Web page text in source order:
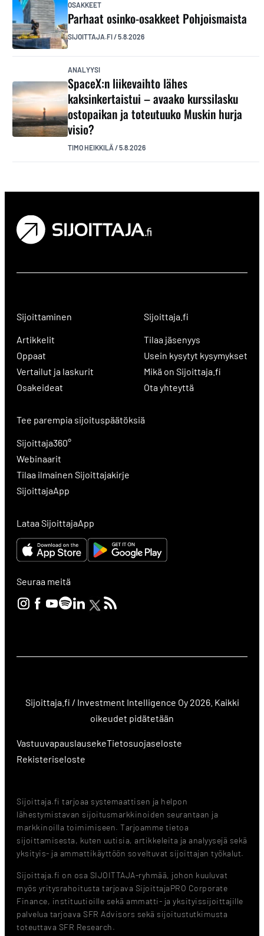
OSAKKEET
Parhaat osinko-osakkeet Pohjoismaista
SIJOITTAJA.FI/5.8.2026
ANALYYSI
SpaceX:n liikevaihto lähes
kaksinkertaistui – avaako kurssilasku
ostopaikan ja toteutuuko Muskin hurja
visio?
TIMO HEIKKILÄ /5.8.2026
Sijoittaminen
Artikkelit
Oppaat
Vertailut ja laskurit
Osakeideat
Sijoittaja.fi
Tilaa jäsenyys
Usein kysytyt kysymykset
Mikä on Sijoittaja.fi
Ota yhteyttä
Tee parempia sijoituspäätöksiä
Sijoittaja360°
Webinaarit
Tilaa ilmainen Sijoittajakirje
SijoittajaApp
Lataa SijoittajaApp
Seuraa meitä
Sijoittaja.fi / Investment Intelligence Oy 2026. Kaikki
oikeudet pidätetään
VastuuvapauslausekeTietosuojaseloste
Rekisteriseloste
Sijoittaja.fi tarjoaa systemaattisen ja helpon
lähestymistavan sijoitusmarkkinoiden seurantaan ja
markkinoilla toimimiseen. Tarjoamme tietoa
sijoittamisesta, kuten uutisia, artikkeleita ja analyysejä sekä
yksityis- ja ammattikäyttöön soveltuvat sijoittajan työkalut.
Sijoittaja.fi on osa SIJOITTAJA-ryhmää, johon kuuluvat
myös yritysrahoitusta tarjoava SijoittajaPRO Corporate
Finance, instituutioille sekä ammatti- ja yksityissijoittajille
palvelua tarjoava SFR Advisors sekä sijoitustutkimusta
toteuttava SFR Research.